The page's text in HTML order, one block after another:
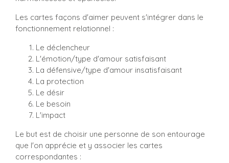
Les cartes façons d'aimer peuvent s'intégrer dans le
fonctionnement relationnel :
Le déclencheur
L'émotion/type d'amour satisfaisant
La défensive/type d'amour insatisfaisant
La protection
Le désir
Le besoin
L'impact
Le but est de choisir une personne de son entourage
que l'on apprécie et y associer les cartes
correspondantes :